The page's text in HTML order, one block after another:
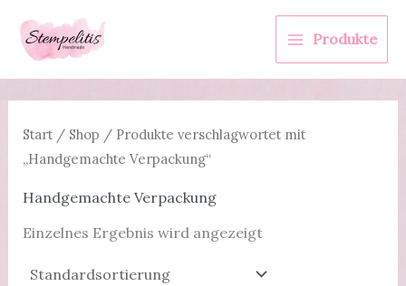
Inhalt
springen
Produkte
Start/ Shop / Produkte verschlagwortet mit
„Handgemachte Verpackung“
Handgemachte Verpackung
Einzelnes Ergebnis wird angezeigt